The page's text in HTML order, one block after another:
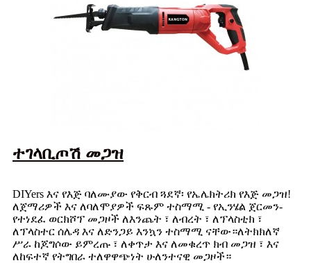
ተገላቢጦሽ መጋዝ
DIYers እና የእጅ ባለሙያው የቅርብ ጓደኛ፡ የኤሌክትሪክ የእጅ መጋዝ!
ለጀማሪዎች እና ለባለሞያዎች ፍጹም ተስማሚ - የኢንሄል ጀርመን-
የተነደፈ ወርክሾፕ መጋዞች ለእንጨት ፣ ለብረት ፣ ለፕላስቲክ ፣
ለፕላስተር ሰሌዳ እና ለድንጋይ እንኳን ተስማሚ ናቸው።ለትክክለኛ
ሥራ ከጆግሶው ይምረጡ ፣ ለቀጥታ እና ለመቁረጥ ክብ መጋዝ ፣ እና
ለከፍተኛ የትግበራ ተለዋዋጭነት ሁለንተናዊ መጋዞች።